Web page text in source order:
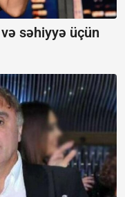
səhiyyə üçün